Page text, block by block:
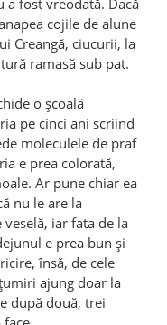
cojile de alune
Creangă, ciucurii, la
ramasă sub pat.
o şcoală
pe cinci ani scriind
moleculele de praf
e prea colorată,
Ar pune chiar ea
nu le are la
iar fata de la
e prea bun şi
însă, de cele
ajung doar la
după două, trei